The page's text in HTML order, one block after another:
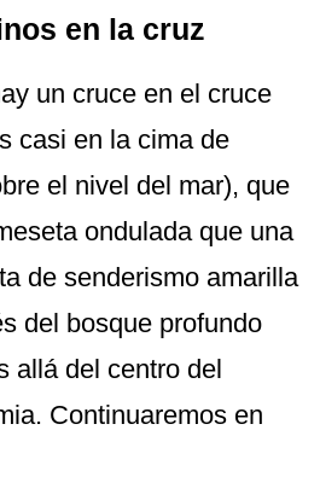
en la cruz
un cruce en el cruce
casi en la cima de
el nivel del mar), que
ondulada que una
de senderismo amarilla
del bosque profundo
allá del centro del
Continuaremos en